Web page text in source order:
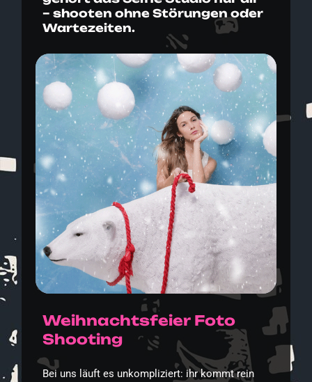
– shooten ohne Störungen oder
Wartezeiten.
Weihnachtsfeier Foto
Shooting
Bei uns läuft es unkompliziert: ihr kommt rein